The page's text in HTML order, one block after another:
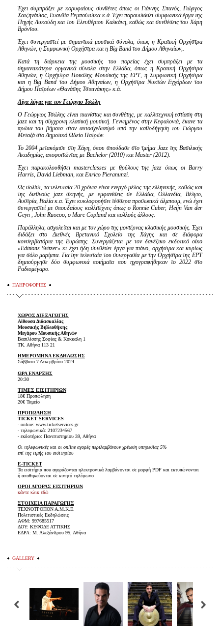
Έχει συμπράξει με κορυφαίους συνθέτες όπως οι Γιάννης Σπανός, Γιώργος
Χατζηνάσιος, Ευανθία Ρεμπούτσικα κ.ά. Έχει παρουσιάσει συμφωνικά έργα της
Πηγής Λυκούδη και του Ελευθέριου Καλκάνη, καθώς και συνθέσεις του Χάρη
Βρόντου.
Έχει συνεργαστεί με σημαντικά μουσικά σύνολα, όπως η Κρατική Ορχήστρα
Αθηνών, η Συμφωνική Ορχήστρα και η Big Band του Δήμου Αθηναίων,.
Κατά τη διάρκεια της μουσικής του πορείας έχει συμπράξει με τα
σημαντικότερα οργανικά σύνολα στην Ελλάδα, όπως η Κρατική Ορχήστρα
Αθηνών, η Ορχήστρα Ποικίλης Μουσικής της ΕΡΤ, η Συμφωνική Ορχήστρα
και η Big Band του Δήμου Αθηναίων, η Ορχήστρα Νυκτών Εγχόρδων του
Δήμου Πατρέων «Θανάσης Τσιπινάκης» κ.ά.
Λίγα λόγια για τον Γεώργιο Τσώλη
Ο Γεώργιος Τσώλης είναι πιανίστας και συνθέτης, με καλλιτεχνική εστίαση στη
jazz και τη σύγχρονη κλασική μουσική. Γεννημένος στην Κεφαλονιά, έκανε τα
πρώτα του βήματα στον αυτοσχεδιασμό υπό την καθοδήγηση του Γιώργου
Μεταξά στο Δημοτικό Ωδείο Πατρών.
Το 2004 μετακόμισε στη Χάγη, όπου σπούδασε στο τμήμα Jazz της Βασιλικής
Ακαδημίας, αποφοιτώντας με Bachelor (2010) και Master (2012).
Έχει παρακολουθήσει masterclasses με θρύλους της jazz όπως οι Barry
Harris, David Liebman, και Enrico Pieranunzi.
Ως σολίστ, τα τελευταία 20 χρόνια είναι ενεργό μέλος της ελληνικής, καθώς και
της διεθνούς jazzσκηνής, με εμφανίσεις σε Ελλάδα, Ολλανδία, Βέλγιο,
Αυστρία, Ιταλία κ.α. Έχει κυκλοφορήσει τέσσερα προσωπικά άλμπουμ, ενώ έχει
συνεργαστεί με σπουδαίους καλλιτέχνες όπως ο Ronnie Cuber, Heijn Van der
Geyn , John Ruocoo, ο Marc Copland και πολλούς άλλους.
Παράλληλα, ασχολείται και με τον χώρο της μοντέρνας κλασικής μουσικής. Έχει
διδάξει στο Διεθνές Βρετανικό Σχολείο της Χάγης και σε διάφορα
κονσερβατόρια της Ευρώπης. Συνεργάζεται με τον δανέζικο εκδοτικό οίκο
«Editions Svitzer» κι έχει ήδη συνθέσει έργα για πιάνο, ορχήστρα και κυρίως
για σόλο μαρίμπα. Για την τελευταία του συνεργασία με την Ορχήστρα της ΕΡΤ
δημιούργησε δύο συμφωνικά ποιήματα που ηχογραφήθηκαν το 2022 στο
Ραδιομέγαρο.
ΠΛΗΡΟΦΟΡΙΕΣ
ΧΩΡΟΣ ΔΙΕΞΑΓΩΓΗΣ
Αίθουσα Διδασκαλίας
Μουσικής Βιβλιοθήκης
Μεγάρου Μουσικής Αθηνών
Βασιλίσσης Σοφίας & Κόκκαλη 1
ΤΚ. Αθήνα 113 21
ΗΜΕΡΟΜΗΝΑ ΕΚΔΗΛΩΣΗΣ
Σάββατο 7 Δεκεμβρίου 2024
ΩΡΑ ΕΝΑΡΞΗΣ
20:30
ΤΙΜΕΣ ΕΙΣΙΤΗΡΙΩΝ
18€ Προπώληση
20€ Ταμείο
ΠΡΟΠΩΛΗΣΗ
TICKET SERVICES
- online: www.ticketservices.gr
- τηλεφωνικά: 2107234567
- εκδοτήριο: Πανεπιστημίου 39, Αθήνα
Οι τηλεφωνικές και οι online αγορές περιλαμβάνουν χρέωση υπηρεσίας 5%
επί της τιμής του εισιτηρίου
E-TICKET
Τα εισιτήρια που αγοράζονται ηλεκτρονικά λαμβάνονται σε μορφή PDF και εκτυπώνονται
ή αποθηκεύονται σε κινητό τηλέφωνο
ΟΡΟΙ ΑΓΟΡΑΣ ΕΙΣΙΤΗΡΙΩΝ
κάντε κλικ εδώ
ΣΤΟΙΧΕΙΑ ΠΑΡΑΓΩΓΗΣ
ΤΕΧΝΟΤΡΟΠΟΝ Α.Μ.Κ.Ε.
Πολιτιστικές Εκδηλώσεις
ΑΦΜ: 997685517
ΔΟΥ: ΚΕΦΟΔΕ ΑΤΤΙΚΗΣ
ΕΔΡΑ: Μ. Αλεξάνδρου 95, Αθήνα
GALLERY